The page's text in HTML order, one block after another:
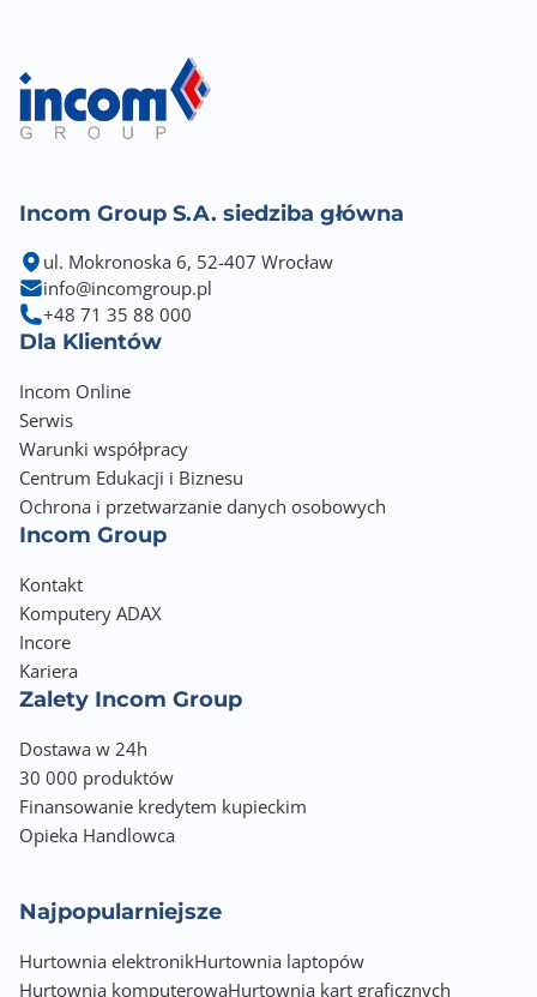
Incom Group S.A. siedziba główna
ul. Mokronoska 6, 52-407 Wrocław
info@incomgroup.pl
+48 71 35 88 000
Dla Klientów
Incom Online
Serwis
Warunki współpracy
Centrum Edukacji i Biznesu
Ochrona i przetwarzanie danych osobowych
Incom Group
Kontakt
Komputery ADAX
Incore
Kariera
Zalety Incom Group
Dostawa w 24h
30 000 produktów
Finansowanie kredytem kupieckim
Opieka Handlowca
Najpopularniejsze
Hurtownia elektronikHurtownia laptopów
Hurtownia komputerowaHurtownia kart graficznych